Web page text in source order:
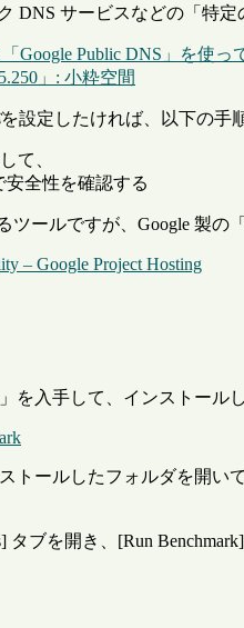
DNS サービスなどの「特
Google Public DNS」を使
」: 小粋空間
を設定したければ、以下の手
て、
安全性を確認する
ツールですが、Google 製
– Google Project Hosting
を入手して、インストール
トールしたフォルダを開
タブを開き、[Run